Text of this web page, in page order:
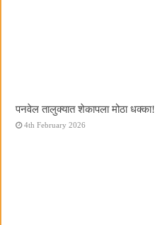
पनवेल तालुक्यात शेकापला मोठा धक्का!
4th February 2026